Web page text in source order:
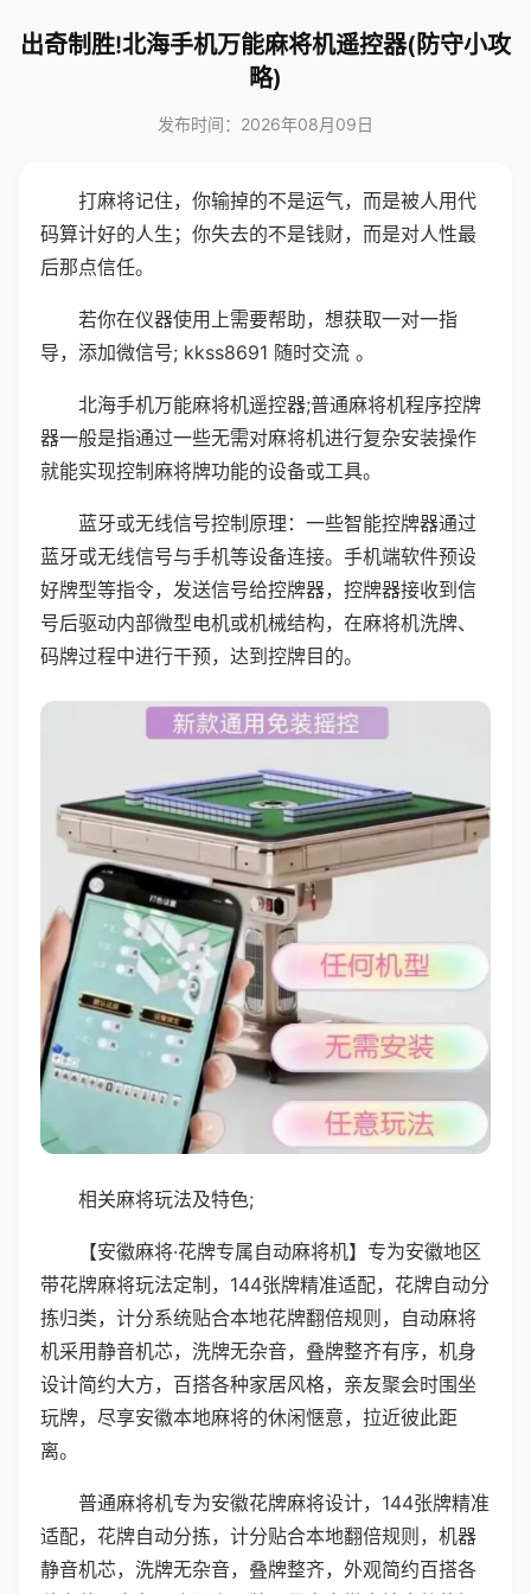
出奇制胜!北海手机万能麻将机遥控器(防守小攻
略)
发布时间：2026年08月09日
打麻将记住，你输掉的不是运气，而是被人用代
码算计好的人生；你失去的不是钱财，而是对人性最
后那点信任。
若你在仪器使用上需要帮助，想获取一对一指
导，添加微信号; kkss8691 随时交流 。
北海手机万能麻将机遥控器;普通麻将机程序控牌
器一般是指通过一些无需对麻将机进行复杂安装操作
就能实现控制麻将牌功能的设备或工具。
蓝牙或无线信号控制原理：一些智能控牌器通过
蓝牙或无线信号与手机等设备连接。手机端软件预设
好牌型等指令，发送信号给控牌器，控牌器接收到信
号后驱动内部微型电机或机械结构，在麻将机洗牌、
码牌过程中进行干预，达到控牌目的。
相关麻将玩法及特色;
【安徽麻将·花牌专属自动麻将机】专为安徽地区
带花牌麻将玩法定制，144张牌精准适配，花牌自动分
拣归类，计分系统贴合本地花牌翻倍规则，自动麻将
机采用静音机芯，洗牌无杂音，叠牌整齐有序，机身
设计简约大方，百搭各种家居风格，亲友聚会时围坐
玩牌，尽享安徽本地麻将的休闲惬意，拉近彼此距
离。
普通麻将机专为安徽花牌麻将设计，144张牌精准
适配，花牌自动分拣，计分贴合本地翻倍规则，机器
静音机芯，洗牌无杂音，叠牌整齐，外观简约百搭各